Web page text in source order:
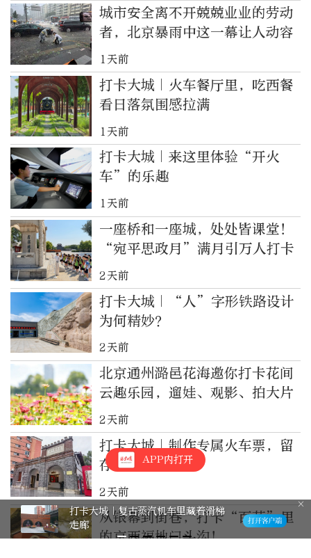
城市安全离不开兢兢业业的劳动
者，北京暴雨中这一幕让人动容
1天前
打卡大城｜火车餐厅里，吃西餐
看日落氛围感拉满
1天前
打卡大城｜来这里体验“开火
车”的乐趣
1天前
一座桥和一座城，处处皆课堂！
“宛平思政月”满月引万人打卡
2天前
打卡大城｜“人”字形铁路设计
为何精妙？
2天前
北京通州潞邑花海邀你打卡花间
云趣乐园，遛娃、观影、拍大片
2天前
打卡大城｜制作专属火车票，留
存红色印记
2天前
从银幕到街巷，打卡“百花”里
的京西福地门头沟！
APP内打开
打卡大城｜复古蒸汽机车里藏着滑梯
走廊